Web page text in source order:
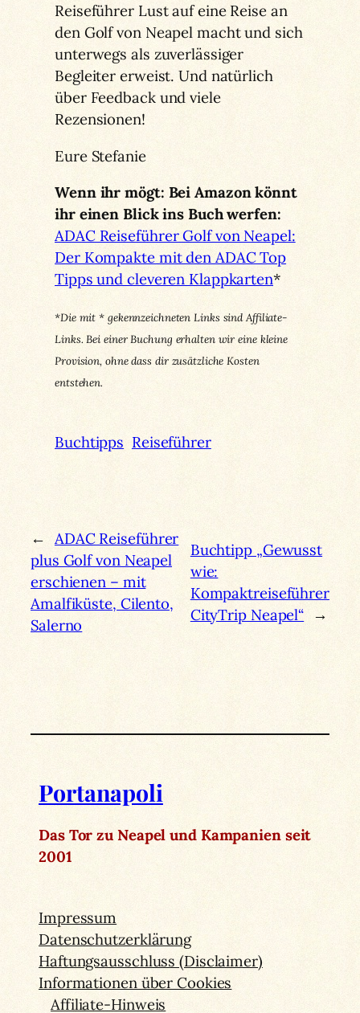
Reiseführer Lust auf eine Reise an
den Golf von Neapel macht und sich
unterwegs als zuverlässiger
Begleiter erweist. Und natürlich
über Feedback und viele
Rezensionen!
Eure Stefanie
Wenn ihr mögt: Bei Amazon könnt
ihr einen Blick ins Buch werfen:
ADAC Reiseführer Golf von Neapel:
Der Kompakte mit den ADAC Top
Tipps und cleveren Klappkarten*
*Die mit * gekennzeichneten Links sind Affiliate-
Links. Bei einer Buchung erhalten wir eine kleine
Provision, ohne dass dir zusätzliche Kosten
entstehen.
Buchtipps Reiseführer
← ADAC Reiseführer
plus Golf von Neapel
erschienen – mit
Amalfiküste, Cilento,
Salerno
Buchtipp „Gewusst
wie:
Kompaktreiseführer
CityTrip Neapel“ →
Portanapoli
Das Tor zu Neapel und Kampanien seit
2001
Impressum
Datenschutzerklärung
Haftungsausschluss (Disclaimer)
Informationen über Cookies
Affiliate-Hinweis